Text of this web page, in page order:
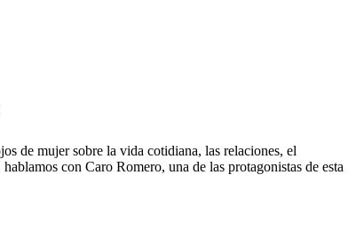
de mujer sobre la vida cotidiana, las relaciones, el
con Caro Romero, una de las protagonistas de esta